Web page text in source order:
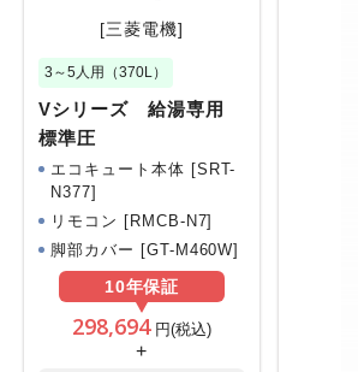
[三菱電機]
3～5人用（370L）
Vシリーズ 給湯専用
標準圧
エコキュート本体 [SRT-
N377]
リモコン [RMCB-N7]
脚部カバー [GT-M460W]
10年保証
298,694円(税込)
+